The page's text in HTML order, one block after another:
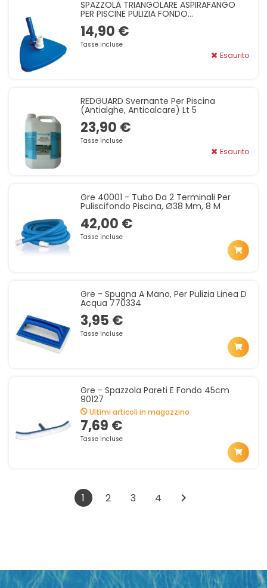
SPAZZOLA TRIANGOLARE ASPIRAFANGO
PER PISCINE PULIZIA FONDO
MANUTENZIONE PISCINA ACCESSORI
14,90 €
Tasse incluse
Esaurito
REDGUARD Svernante Per Piscina
(antialghe, Anticalcare) Lt 5
23,90 €
Tasse incluse
Esaurito
Gre 40001 - Tubo Da 2 Terminali Per
Puliscifondo Piscina, Ø38 Mm, 8 M
42,00 €
Tasse incluse
Gre - Spugna A Mano, Per Pulizia Linea D
Acqua 770334
3,95 €
Tasse incluse
Gre - Spazzola Pareti E Fondo 45cm
90127
Ultimi articoli in magazzino
7,69 €
Tasse incluse
1 2 3 4 